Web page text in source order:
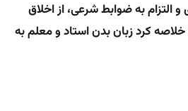
التزام به ضوابط شرعی، از اخلاق
کرد زبان بدن استاد و معلم به